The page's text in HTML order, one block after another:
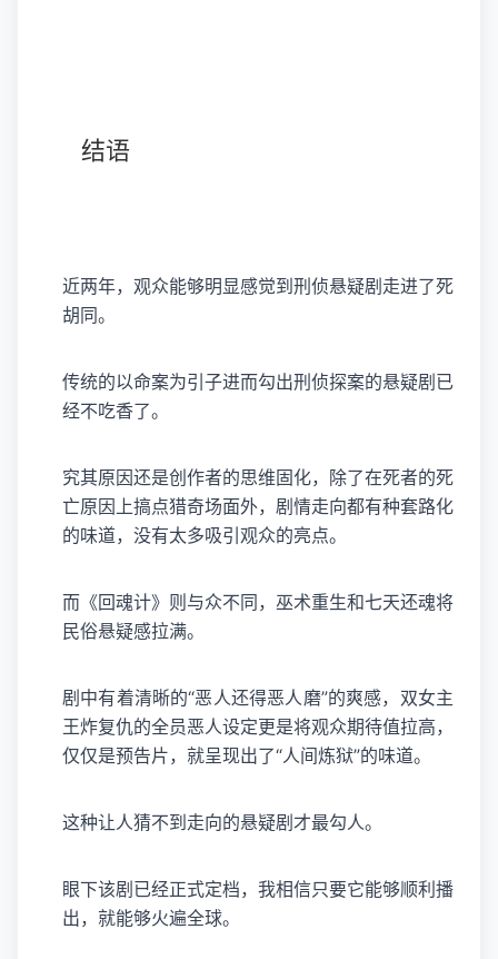
结语
近两年，观众能够明显感觉到刑侦悬疑剧走进了死
胡同。
传统的以命案为引子进而勾出刑侦探案的悬疑剧已
经不吃香了。
究其原因还是创作者的思维固化，除了在死者的死
亡原因上搞点猎奇场面外，剧情走向都有种套路化
的味道，没有太多吸引观众的亮点。
而《回魂计》则与众不同，巫术重生和七天还魂将
民俗悬疑感拉满。
剧中有着清晰的“恶人还得恶人磨”的爽感，双女主
王炸复仇的全员恶人设定更是将观众期待值拉高，
仅仅是预告片，就呈现出了“人间炼狱”的味道。
这种让人猜不到走向的悬疑剧才最勾人。
眼下该剧已经正式定档，我相信只要它能够顺利播
出，就能够火遍全球。